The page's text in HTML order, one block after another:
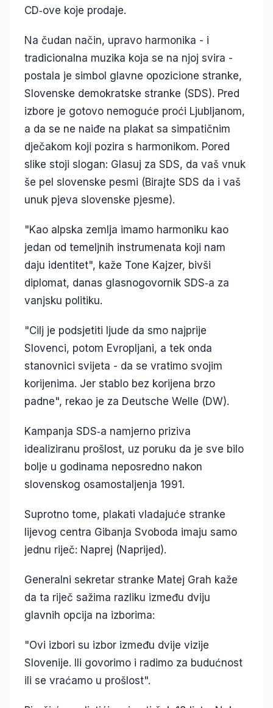
CD‑ove koje prodaje.
Na čudan način, upravo harmonika - i
tradicionalna muzika koja se na njoj svira -
postala je simbol glavne opozicione stranke,
Slovenske demokratske stranke (SDS). Pred
izbore je gotovo nemoguće proći Ljubljanom,
a da se ne naiđe na plakat sa simpatičnim
dječakom koji pozira s harmonikom. Pored
slike stoji slogan: Glasuj za SDS, da vaš vnuk
še pel slovenske pesmi (Birajte SDS da i vaš
unuk pjeva slovenske pjesme).
"Kao alpska zemlja imamo harmoniku kao
jedan od temeljnih instrumenata koji nam
daju identitet", kaže Tone Kajzer, bivši
diplomat, danas glasnogovornik SDS‑a za
vanjsku politiku.
"Cilj je podsjetiti ljude da smo najprije
Slovenci, potom Evropljani, a tek onda
stanovnici svijeta - da se vratimo svojim
korijenima. Jer stablo bez korijena brzo
padne", rekao je za Deutsche Welle (DW).
Kampanja SDS‑a namjerno priziva
idealiziranu prošlost, uz poruku da je sve bilo
bolje u godinama neposredno nakon
slovenskog osamostaljenja 1991.
Suprotno tome, plakati vladajuće stranke
lijevog centra Gibanja Svoboda imaju samo
jednu riječ: Naprej (Naprijed).
Generalni sekretar stranke Matej Grah kaže
da ta riječ sažima razliku između dviju
glavnih opcija na izborima:
"Ovi izbori su izbor između dvije vizije
Slovenije. Ili govorimo i radimo za budućnost
ili se vraćamo u prošlost".